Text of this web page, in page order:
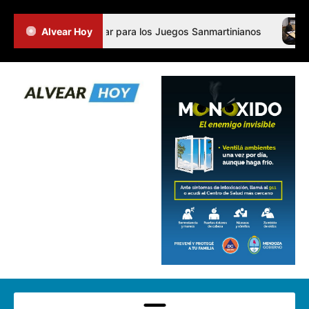
Alvear Hoy
de General Alvear para los Juegos Sanmartinianos